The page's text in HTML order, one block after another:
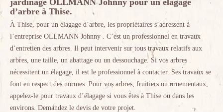
jardinage OLLMANN Johnny pour un élagage
d’arbre à Thise.
À Thise, pour un élagage d’arbre, les propriétaires s’adressent à
l’entreprise OLLMANN Johnny . C’est un professionnel en travaux
d’entretien des arbres. Il peut intervenir sur tous travaux relatifs aux
arbres, une taille, un abattage ou un dessouchage. Si vos arbres
nécessitent un élagage, il est le professionnel à contacter. Ses travaux se
font en respect des normes. Pour vos arbres, fruitiers ou ornementaux,
appelez-le pour travaux d’élagage si vous êtes à Thise ou dans les
environs. Demandez le devis de votre projet.